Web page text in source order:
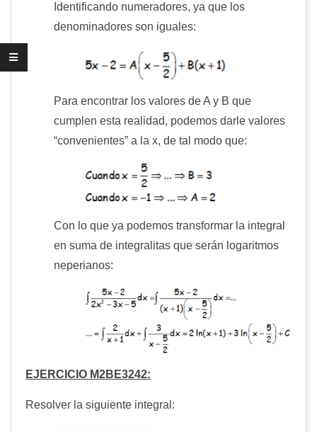
Identificando numeradores, ya que los
denominadores son iguales:
Para encontrar los valores de A y B que
cumplen esta realidad, podemos darle valores
“convenientes” a la x, de tal modo que:
Con lo que ya podemos transformar la integral
en suma de integralitas que serán logaritmos
neperianos:
EJERCICIO M2BE3242:
Resolver la siguiente integral: